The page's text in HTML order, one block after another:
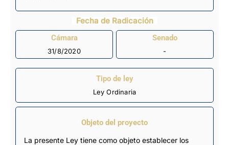
Fecha de Radicación
Cámara
31/8/2020
Senado
-
Tipo de ley
Ley Ordinaria
Objeto del proyecto
La presente Ley tiene como objeto establecer los